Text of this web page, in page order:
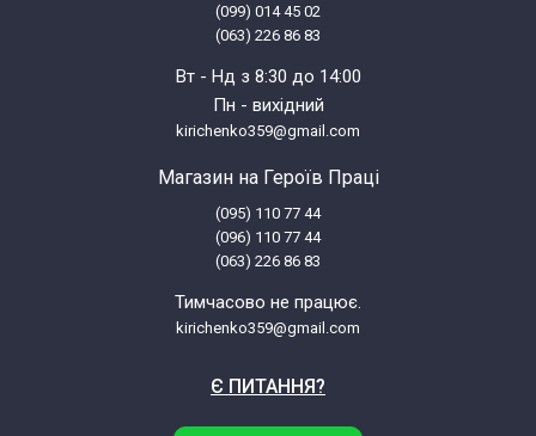
FCGW53150 55773
FCGW56012030 53785
FCGW56012030 53785
FCGW56012037
(099) 014 45 02
(063) 226 86 83
Вт - Нд з 8:30 до 14:00
Пн - вихідний
kirichenko359@gmail.com
Магазин на Героїв Праці
(095) 110 77 44
(096) 110 77 44
(063) 226 86 83
Тимчасово не працює.
kirichenko359@gmail.com
Є ПИТАННЯ?